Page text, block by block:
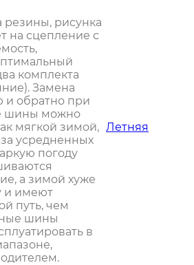
резины, рисунка
на сцепление с
комплекта
Замена
и обратно при
шины можно
мягкой зимой,
усредненных
погоду
а зимой хуже
и имеют
путь, чем
шины
в
Летняя